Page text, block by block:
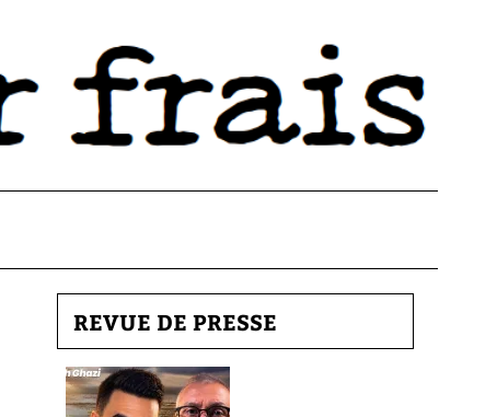
REVUE DE PRESSE